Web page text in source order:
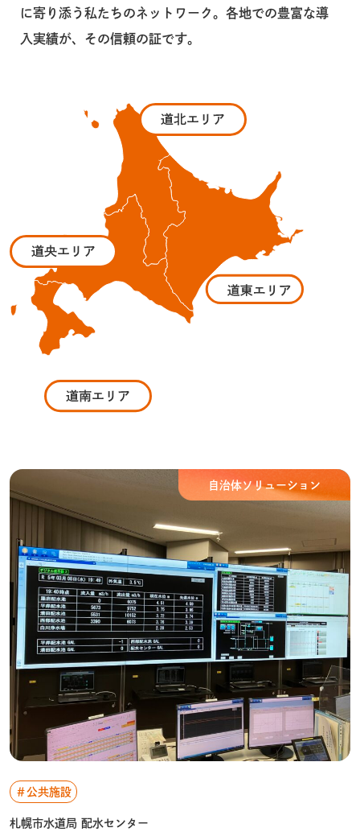
に寄り添う私たちのネットワーク。各地での豊富な導
入実績が、その信頼の証です。
自治体ソリューション
＃公共施設
札幌市水道局 配水センター